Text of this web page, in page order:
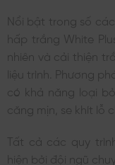
Nổi bật trong số
hấp trắng White
nhiên và cải thiện
liệu trình. Phương
có khả năng loại
căng mịn, se khít lỗ
Tất cả các quy
hiện bởi đội ngũ